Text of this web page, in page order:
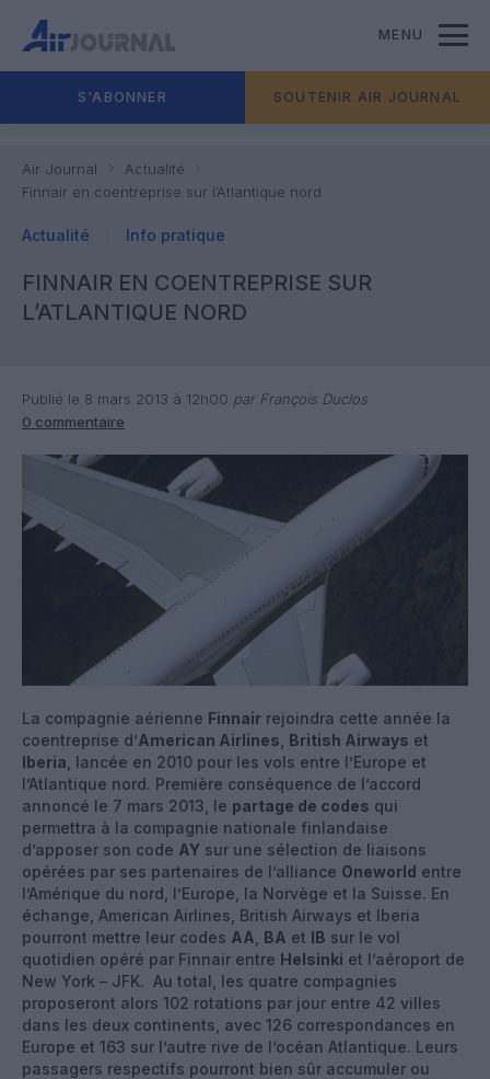
MENU
S'ABONNER SOUTENIR AIR JOURNAL
Air Journal
Actualité
Finnair en coentreprise sur l’Atlantique nord
Actualité Info pratique
FINNAIR EN COENTREPRISE SUR
L’ATLANTIQUE NORD
Publié le 8 mars 2013 à 12h00 par François Duclos
0 commentaire
La compagnie aérienne Finnair rejoindra cette année la
coentreprise d’American Airlines British Airways et
Iberia , lancée en 2010 pour les vols entre l’Europe et
l’Atlantique nord. Première conséquence de l’accord
annoncé le 7 mars 2013, le partage de codes qui
permettra à la compagnie nationale finlandaise
d’apposer son code AY sur une sélection de liaisons
opérées par ses partenaires de l’alliance Oneworld entre
l’Amérique du nord, l’Europe, la Norvège et la Suisse. En
échange, American Airlines, British Airways et Iberia
pourront mettre leur codes AA BA et IB sur le vol
quotidien opéré par Finnair entre Helsinki et l’aéroport de
New York – JFK. Au total, les quatre compagnies
proposeront alors 102 rotations par jour entre 42 villes
dans les deux continents, avec 126 correspondances en
Europe et 163 sur l’autre rive de l’océan Atlantique. Leurs
passagers respectifs pourront bien sûr accumuler ou